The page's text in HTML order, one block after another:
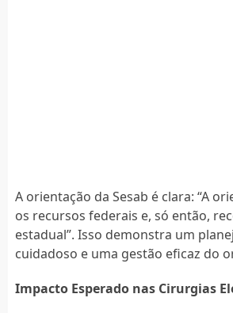
A orientação da Sesab é clara: “A
os recursos federais e, só então,
estadual”. Isso demonstra um
cuidadoso e uma gestão eficaz do
Impacto Esperado nas Cirurgias